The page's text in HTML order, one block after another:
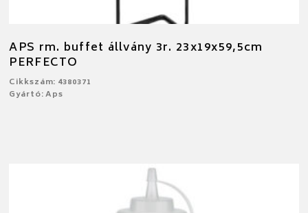
APS rm. buffet állvány 3r. 23x19x59,5cm
PERFECTO
Cikkszám: 4380371
Gyártó: Aps